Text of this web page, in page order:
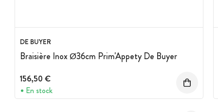
DE BUYER
Braisière Inox Ø36cm Prim'Appety De Buyer
156,50 €
En stock